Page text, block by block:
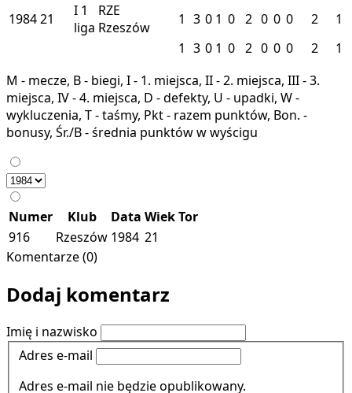
198421 I 1
liga
RZE
Rzeszów
1 3 0 1 0 2 0 0 0 2
1
1 3 0 1 0 2 0 0 0 2
1
M - mecze, B - biegi, I - 1. miejsca, II - 2. miejsca, III - 3.
miejsca, IV - 4. miejsca, D - defekty, U - upadki, W -
wykluczenia, T - taśmy, Pkt - razem punktów, Bon. -
bonusy, Śr./B - średnia punktów w wyścigu
Numer Klub Data WiekTor
916
Rzeszów 1984 21
Komentarze (0)
Dodaj komentarz
Imię i nazwisko
Adres e-mail
Adres e-mail nie będzie opublikowany.